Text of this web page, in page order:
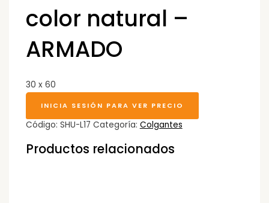
color natural –
ARMADO
30 x 60
INICIA SESIÓN PARA VER PRECIO
Código: SHU-L17 Categoría: Colgantes
Productos relacionados